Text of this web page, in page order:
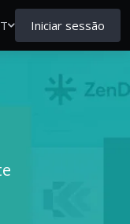
Iniciar sessão